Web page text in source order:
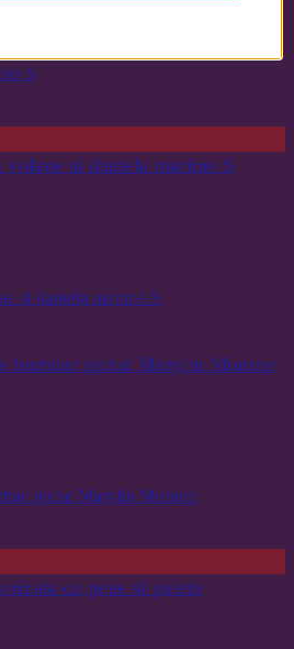
S
si dantela marime S
pictat Marylin Monroe